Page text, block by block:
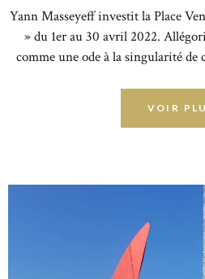
Yann Masseyeff investit la Place
» du 1er au 30 avril 2022.
comme une ode à la singularité
VOIR